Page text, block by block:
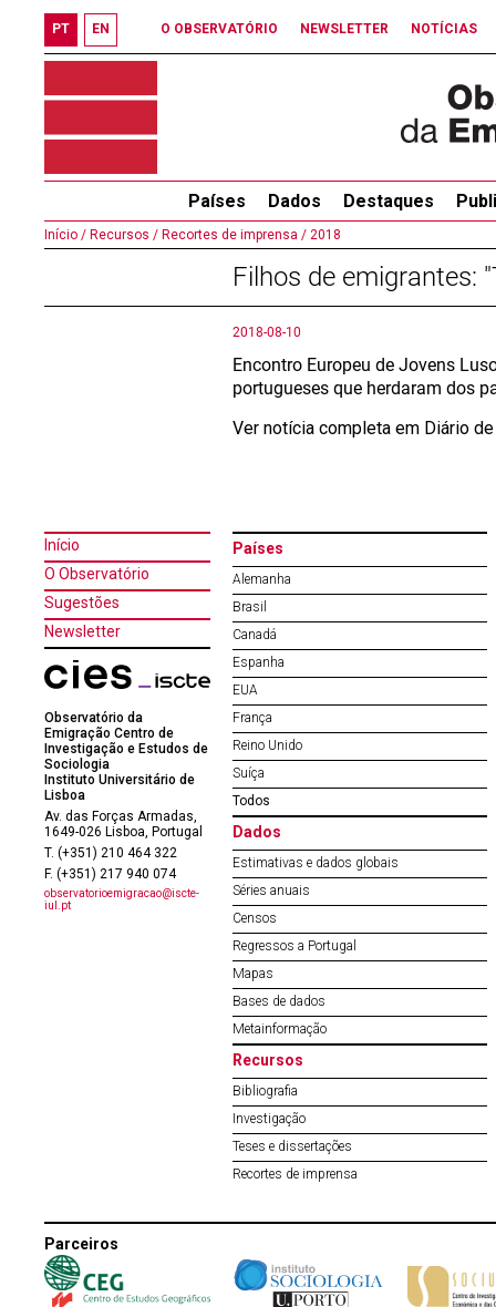
PT EN O OBSERVATÓRIO NEWSLETTER NOTÍCIAS
Países Dados Destaques
Início / Recursos / Recortes de imprensa / 2018
Filhos de emigrantes:
2018-08-10
Encontro Europeu de Jovens
portugueses que herdaram dos
Ver notícia completa em Diário
Início
O Observatório
Sugestões
Newsletter
Observatório da
Emigração Centro de
Investigação e Estudos de
Sociologia
Instituto Universitário de
Lisboa
Av. das Forças Armadas,
1649-026 Lisboa, Portugal
T. (+351) 210 464 322
F. (+351) 217 940 074
observatorioemigracao@iscte-
iul.pt
Países
Alemanha
Brasil
Canadá
Espanha
EUA
França
Reino Unido
Suíça
Todos
Dados
Estimativas e dados globais
Séries anuais
Censos
Regressos a Portugal
Mapas
Bases de dados
Metainformação
Recursos
Bibliografia
Investigação
Teses e dissertações
Recortes de imprensa
Parceiros